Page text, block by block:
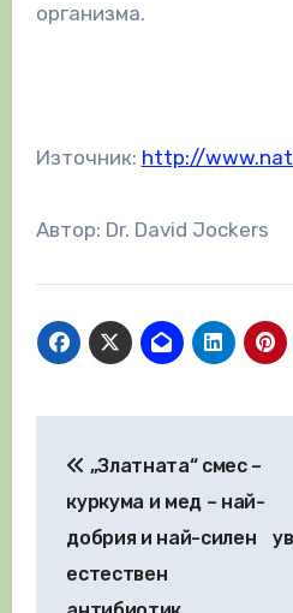
организма.
Източник: http://
Автор: Dr. David Jockers
„Златната“ смес –
куркума и мед – най-
добрия и най-силен
естествен